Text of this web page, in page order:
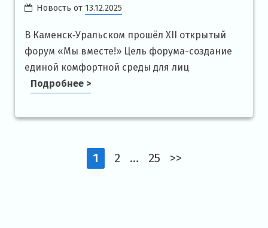
Новость от 13.12.2025
В Каменск‑Уральском прошёл XII открытый
форум «Мы вместе!» Цель форума-создание
единой комфортной среды для лиц
Подробнее >
1 2 … 25 >>